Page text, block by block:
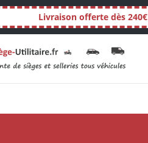
Livraison offerte dès 240€